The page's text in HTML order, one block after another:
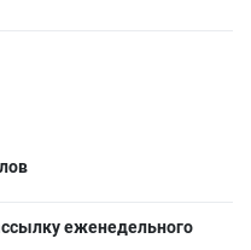
еженедельного